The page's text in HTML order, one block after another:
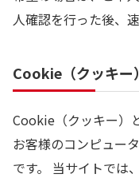
人確認を行った後、
Cookie（クッキー
Cookie（クッキー）
お客様のコンピュー
です。 当サイトでは